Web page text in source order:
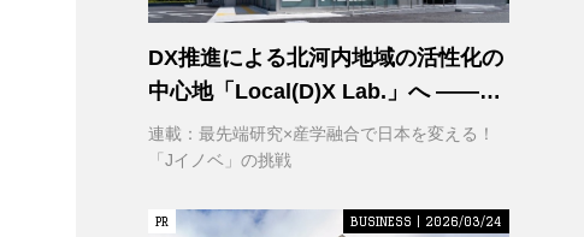
DX推進による北河内地域の活性化の
中心地「Local(D)X Lab.」へ ――延
べ1,400㎡の巨大実証空間で地域DX
に挑む 大阪工業大学 DXフィールド
連載：最先端研究×産学融合で日本を変える！
「Jイノベ」の挑戦
PR
PR BUSINESS | 2026/03/24